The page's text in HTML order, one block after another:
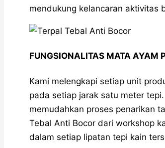
mendukung kelancaran aktivitas
FUNGSIONALITAS MATA AYAM
Kami melengkapi setiap unit
pada setiap jarak satu meter
memudahkan proses penarikan
Tebal Anti Bocor dari workshop
dalam setiap lipatan tepi kain